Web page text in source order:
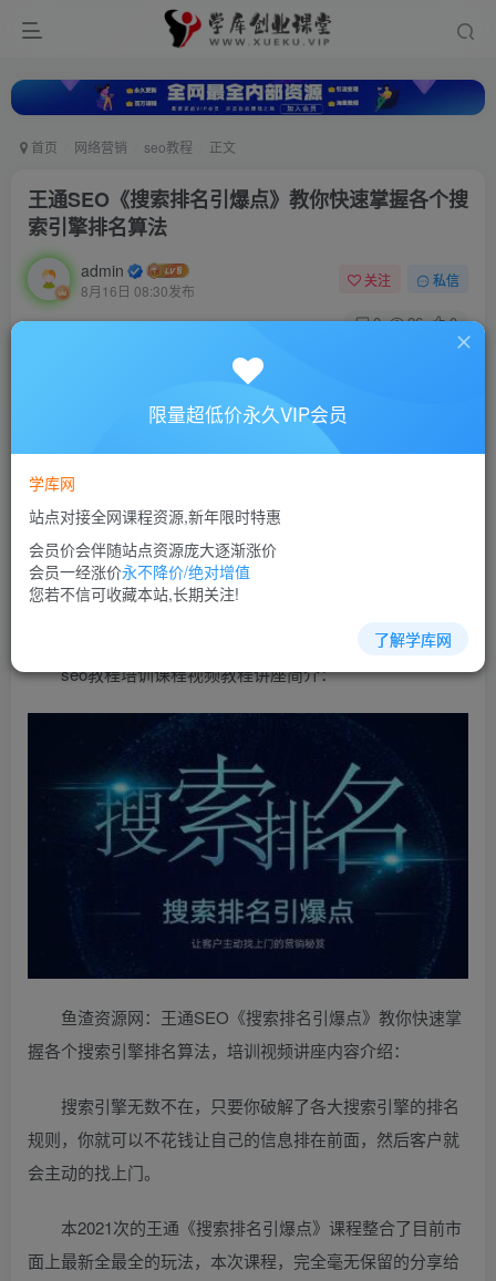
首页 网络营销 seo教程 正文
王通SEO《搜索排名引爆点》教你快速掌握各个搜
索引擎排名算法
admin
8月16日 08:30发布
关注 私信
0 26 0
此内容为付费资源，请付费后查看
10
立即购买
您当前未登录！建议登陆后购买，可保存购买订单
seo教程培训课程视频教程讲座简介：
鱼渣资源网：王通SEO《搜索排名引爆点》教你快速掌
握各个搜索引擎排名算法，培训视频讲座内容介绍：
搜索引擎无数不在，只要你破解了各大搜索引擎的排名
规则，你就可以不花钱让自己的信息排在前面，然后客户就
会主动的找上门。
本‮的次‬2021王通《搜索排名引爆点》课程‬整合‬了目前市‬
面上最‬新全最全的玩法，本次课程，完全‮无毫‬保留的分‮给享‬
限量超低价永久VIP会员
学库网
站点对接全网课程资源,新年限时特惠
会员价会伴随站点资源庞大逐渐涨价
会员一经涨价永不降价/绝对增值
您若不信可收藏本站,长期关注!
了解学库网